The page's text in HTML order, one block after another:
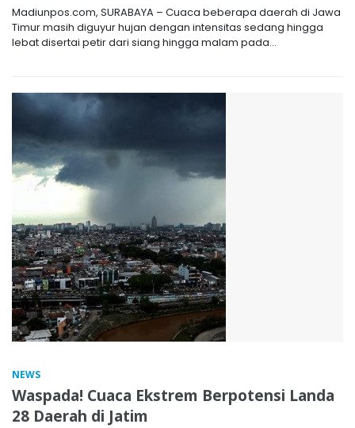
Madiunpos.com, SURABAYA – Cuaca beberapa daerah di Jawa
Timur masih diguyur hujan dengan intensitas sedang hingga
lebat disertai petir dari siang hingga malam pada...
NEWS
Waspada! Cuaca Ekstrem Berpotensi Landa
28 Daerah di Jatim